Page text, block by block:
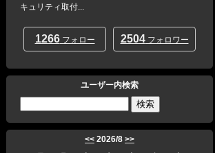
キュリティ取付...
1266フォロー 2504フォロワー
ユーザー内検索
<< 2026/8 >>